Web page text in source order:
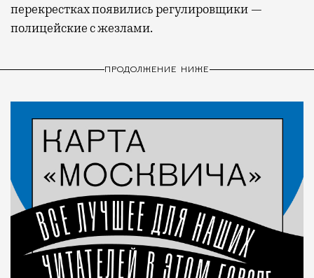
перекрестках появились регулировщики —
полицейские с жезлами.
ПРОДОЛЖЕНИЕ НИЖЕ